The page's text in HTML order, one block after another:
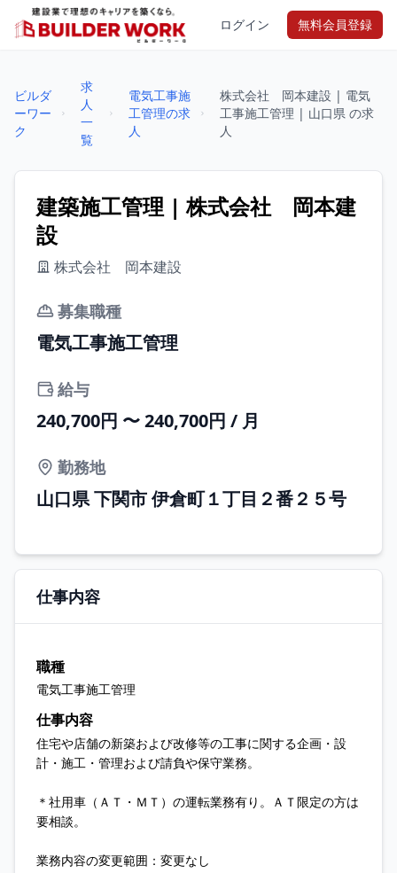
ログイン 無料会員登録
ビルダ
ーワー
ク
求
人
一
覧
電気工事施
工管理の求
人
株式会社 岡本建設 | 電気
工事施工管理 | 山口県 の求
人
建築施工管理 | 株式会社 岡本建
設
株式会社 岡本建設
募集職種
電気工事施工管理
給与
240,700円 〜 240,700円 / 月
勤務地
山口県 下関市 伊倉町１丁目２番２５号
仕事内容
職種
電気工事施工管理
仕事内容
住宅や店舗の新築および改修等の工事に関する企画・設
計・施工・管理および請負や保守業務。
＊社用車（ＡＴ・ＭＴ）の運転業務有り。ＡＴ限定の方は
要相談。
業務内容の変更範囲：変更なし